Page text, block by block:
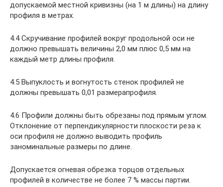
допускаемой местной кривизны (на 1 м длины) на длину
профиля в метрах.
4.4 Скручивание профилей вокруг продольной оси не
должно превышать величины 2,0 мм плюс 0,5 мм на
каждый метр длины профиля.
4.5 Выпуклость и вогнутость стенок профилей не
должны превышать 0,01 размерапрофиля.
4.6 Профили должны быть обрезаны под прямым углом.
Отклонение от перпендикулярности плоскости реза к
оси профиля не должно выводить профиль
заноминальные размеры по длине.
Допускается огневая обрезка торцов отдельных
профилей в количестве не более 7 % массы партии.